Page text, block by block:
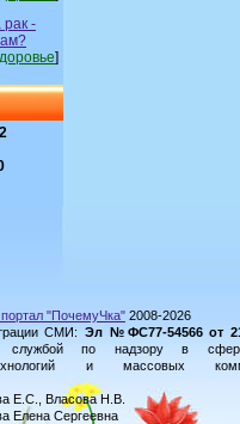
-
]
"ПочемуЧка" 2008-2026
СМИ: Эл №ФС77-54566 от
службой по надзору в
и массовых
Е.С., Власова Н.В.
Елена Сергеевна